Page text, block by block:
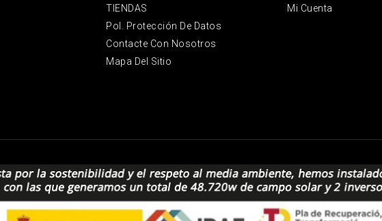
Mi Cuenta
TIENDAS
Pol. Protección De Datos
Contacte Con Nosotros
Mapa Del Sitio